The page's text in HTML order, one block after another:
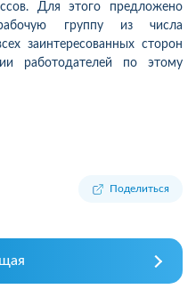
Для этого предложено
группу из числа
заинтересованных сторон
работодателей по этому
Поделиться